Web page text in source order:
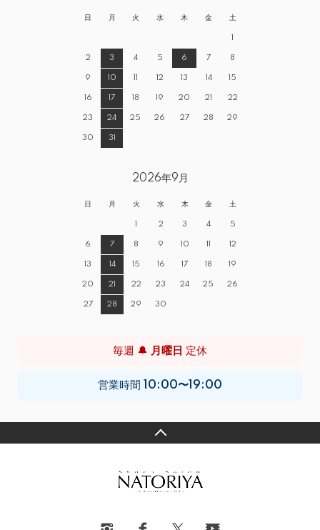
日 月 火 水 木 金 土
1
2 3 4 5 6 7 8
9 10 11 12 13 14 15
16 17 18 19 20 21 22
23 24 25 26 27 28 29
30 31
2026年9月
日 月 火 水 木 金 土
1 2 3 4 5
6 7 8 9 10 11 12
13 14 15 16 17 18 19
20 21 22 23 24 25 26
27 28 29 30
毎週 🔔 月曜日 定休
営業時間 10:00〜19:00